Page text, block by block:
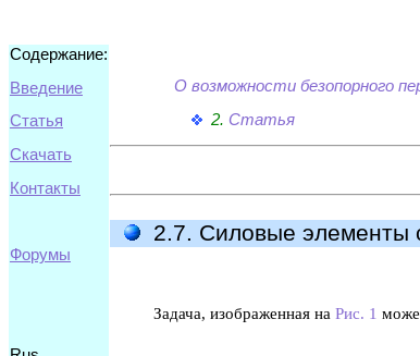
Содержание:
Введение
Статья
Скачать
Контакты
Форумы
О возможности безопорного
2. Статья
2.7. Силовые элементы
Задача, изображенная на Рис. 1